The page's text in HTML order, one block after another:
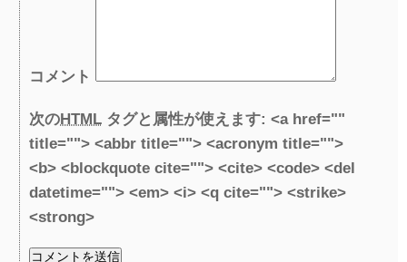
コメント
次のHTML タグと属性が使えます: <a href=""
title=""> <abbr title=""> <acronym title="">
<b> <blockquote cite=""> <cite> <code> <del
datetime=""> <em> <i> <q cite=""> <strike>
<strong>